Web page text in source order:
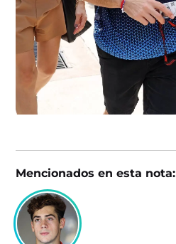
Mencionados en esta nota: